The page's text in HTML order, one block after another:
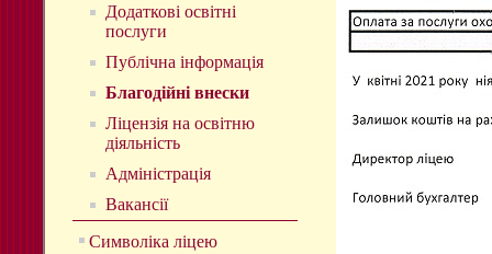
Додаткові освітні
послуги
Публічна інформація
Благодійні внески
Ліцензія на освітню
діяльність
Адміністрація
Вакансії
Символіка ліцею